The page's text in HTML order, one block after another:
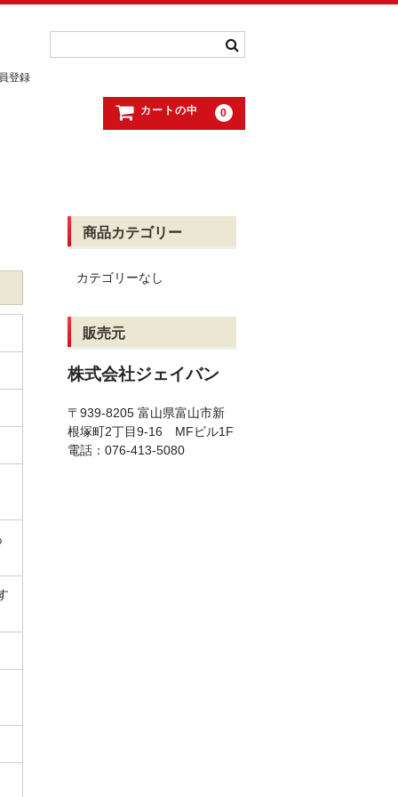
登録
カートの中 0
商品カテゴリー
カテゴリーなし
販売元
株式会社ジェイバン
〒939-8205 富山県富山市新
根塚町2丁目9-16 MFビル1F
電話：076-413-5080